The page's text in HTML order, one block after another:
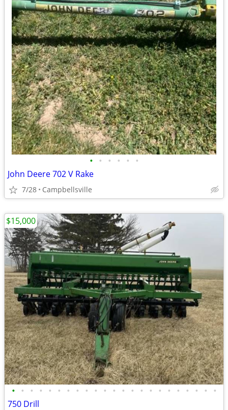
• • • • • •
John Deere 702 V Rake
7/28 Campbellsville
• • • • • • • • • • • • • • • • • • • • • • •
750 Drill
$15,000